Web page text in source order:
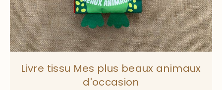
Livre tissu Mes plus beaux animaux
d'occasion